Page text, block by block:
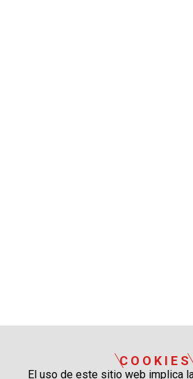
COOKIES
El uso de este sitio web implica